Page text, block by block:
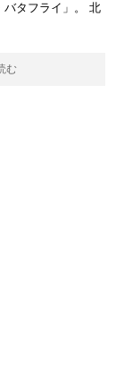
バタフライ」。 北
む